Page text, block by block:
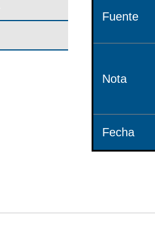
Fuente
Nota
Fecha